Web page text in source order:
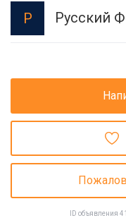
Р Русский
ID объявления